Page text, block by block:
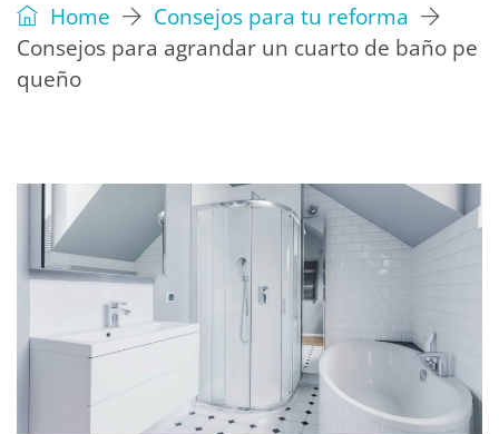
Home
Consejos para tu reforma
Consejos para agrandar un cuarto de baño pe
queño